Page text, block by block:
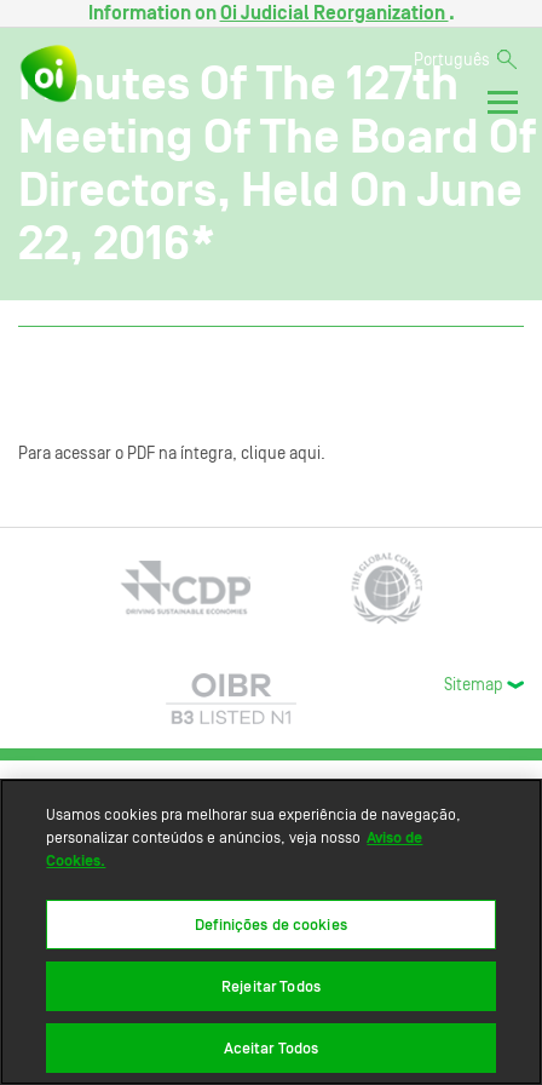
Information onOi Judicial Reorganization .
Português
Minutes Of The 127th
Meeting Of The Board Of
Directors, Held On June
22, 2016*
Para acessar o PDF na íntegra, clique aqui.
Sitemap
Usamos cookies pra melhorar sua experiência de navegação,
personalizar conteúdos e anúncios, veja nosso Aviso de
Cookies.
Definições de cookies
Rejeitar Todos
Aceitar Todos